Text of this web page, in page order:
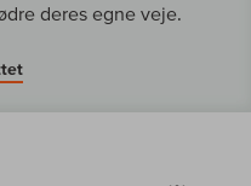
deres egne veje.